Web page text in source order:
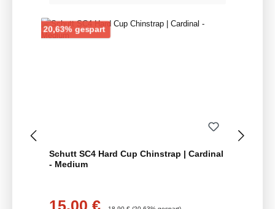
20,63% gespartRabatt
Schutt SC4 Hard Cup Chinstrap | Cardinal
- Medium
Verkaufspreis:
15,00 €